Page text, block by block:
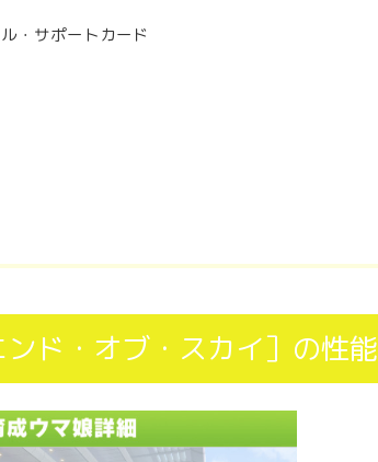
・サポートカード
ド・オブ・スカイ］の性能